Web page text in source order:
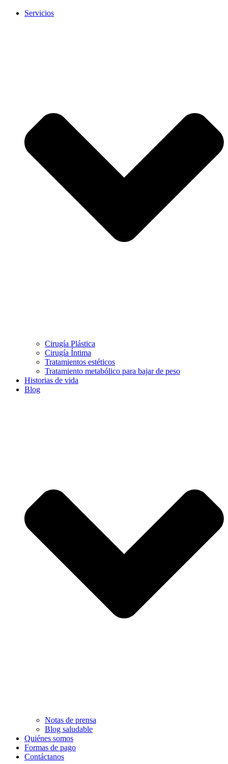
Servicios
Cirugía Plástica
Cirugía Íntima
Tratamientos estéticos
Tratamiento metabólico para bajar de peso
Historias de vida
Blog
Notas de prensa
Blog saludable
Quiénes somos
Formas de pago
Contáctanos